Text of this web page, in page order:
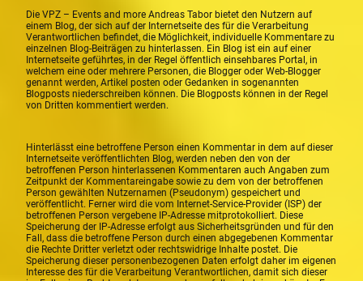
Die VPZ – Events and more Andreas Tabor bietet den Nutzern auf
einem Blog, der sich auf der Internetseite des für die Verarbeitung
Verantwortlichen befindet, die Möglichkeit, individuelle Kommentare zu
einzelnen Blog-Beiträgen zu hinterlassen. Ein Blog ist ein auf einer
Internetseite geführtes, in der Regel öffentlich einsehbares Portal, in
welchem eine oder mehrere Personen, die Blogger oder Web-Blogger
genannt werden, Artikel posten oder Gedanken in sogenannten
Blogposts niederschreiben können. Die Blogposts können in der Regel
von Dritten kommentiert werden.
Hinterlässt eine betroffene Person einen Kommentar in dem auf dieser
Internetseite veröffentlichten Blog, werden neben den von der
betroffenen Person hinterlassenen Kommentaren auch Angaben zum
Zeitpunkt der Kommentareingabe sowie zu dem von der betroffenen
Person gewählten Nutzernamen (Pseudonym) gespeichert und
veröffentlicht. Ferner wird die vom Internet-Service-Provider (ISP) der
betroffenen Person vergebene IP-Adresse mitprotokolliert. Diese
Speicherung der IP-Adresse erfolgt aus Sicherheitsgründen und für den
Fall, dass die betroffene Person durch einen abgegebenen Kommentar
die Rechte Dritter verletzt oder rechtswidrige Inhalte postet. Die
Speicherung dieser personenbezogenen Daten erfolgt daher im eigenen
Interesse des für die Verarbeitung Verantwortlichen, damit sich dieser